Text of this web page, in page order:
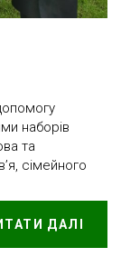
наборів
та
сімейного
ДАЛІ